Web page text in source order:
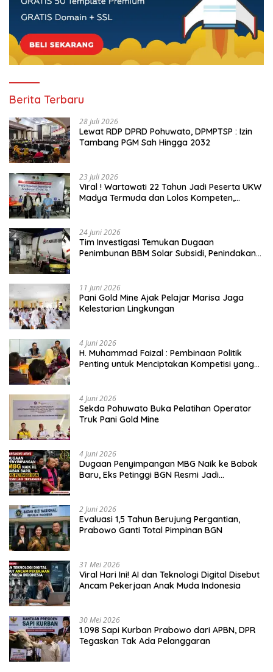
Berita Terbaru
28 Juli 2026
Lewat RDP DPRD Pohuwato, DPMPTSP : Izin
Tambang PGM Sah Hingga 2032
23 Juli 2026
Viral ! Wartawati 22 Tahun Jadi Peserta UKW
Madya Termuda dan Lolos Kompeten,
24 Juni 2026
Tim Investigasi Temukan Dugaan
Penimbunan BBM Solar Subsidi, Penindakan
11 Juni 2026
Pani Gold Mine Ajak Pelajar Marisa Jaga
Kelestarian Lingkungan
4 Juni 2026
H. Muhammad Faizal : Pembinaan Politik
Penting untuk Menciptakan Kompetisi yang
4 Juni 2026
Sekda Pohuwato Buka Pelatihan Operator
Truk Pani Gold Mine
4 Juni 2026
Dugaan Penyimpangan MBG Naik ke Babak
Baru, Eks Petinggi BGN Resmi Jadi
2 Juni 2026
Evaluasi 1,5 Tahun Berujung Pergantian,
Prabowo Ganti Total Pimpinan BGN
31 Mei 2026
Viral Hari Ini! AI dan Teknologi Digital Disebut
Ancam Pekerjaan Anak Muda Indonesia
30 Mei 2026
1.098 Sapi Kurban Prabowo dari APBN, DPR
Tegaskan Tak Ada Pelanggaran